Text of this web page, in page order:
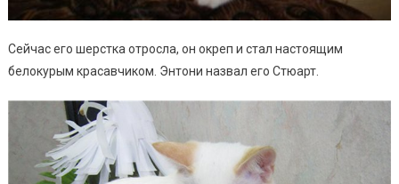
Сейчас его шерстка отросла, он окреп и стал настоящим
белокурым красавчиком. Энтони назвал его Стюарт.